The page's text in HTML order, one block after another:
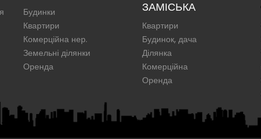
Будинки
Квартири
Комерційна нер.
Земельні ділянки
Оренда
ЗАМІСЬКА
Квартири
Будинок, дача
Ділянка
Комерційна
Оренда